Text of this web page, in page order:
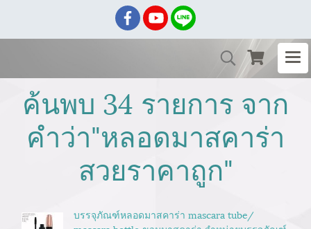
ค้นพบ 34 รายการ จาก
คำว่า"หลอดมาสคาร่า
สวยราคาถูก"
บรรจุภัณฑ์หลอดมาสคาร่า mascara tube/